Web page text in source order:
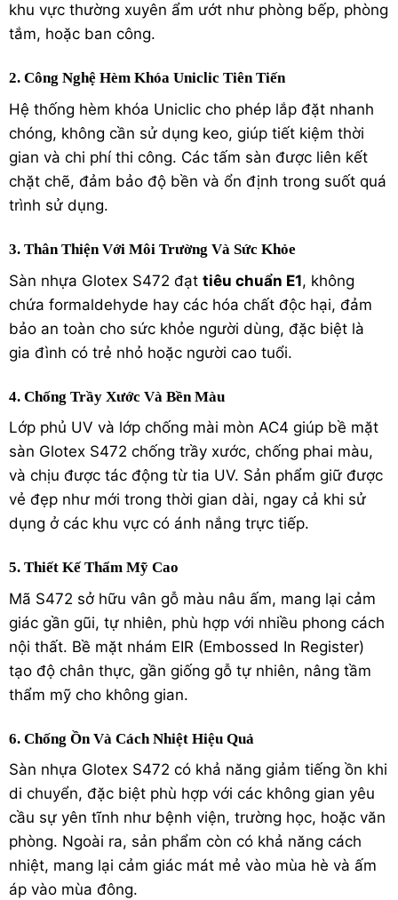
khu vực thường xuyên ẩm ướt như phòng bếp, phòng
tắm, hoặc ban công.
2. Công Nghệ Hèm Khóa Uniclic Tiên Tiến
Hệ thống hèm khóa Uniclic cho phép lắp đặt nhanh
chóng, không cần sử dụng keo, giúp tiết kiệm thời
gian và chi phí thi công. Các tấm sàn được liên kết
chặt chẽ, đảm bảo độ bền và ổn định trong suốt quá
trình sử dụng.
3. Thân Thiện Với Môi Trường Và Sức Khỏe
Sàn nhựa Glotex S472 đạt tiêu chuẩn E1, không
chứa formaldehyde hay các hóa chất độc hại, đảm
bảo an toàn cho sức khỏe người dùng, đặc biệt là
gia đình có trẻ nhỏ hoặc người cao tuổi.
4. Chống Trầy Xước Và Bền Màu
Lớp phủ UV và lớp chống mài mòn AC4 giúp bề mặt
sàn Glotex S472 chống trầy xước, chống phai màu,
và chịu được tác động từ tia UV. Sản phẩm giữ được
vẻ đẹp như mới trong thời gian dài, ngay cả khi sử
dụng ở các khu vực có ánh nắng trực tiếp.
5. Thiết Kế Thẩm Mỹ Cao
Mã S472 sở hữu vân gỗ màu nâu ấm, mang lại cảm
giác gần gũi, tự nhiên, phù hợp với nhiều phong cách
nội thất. Bề mặt nhám EIR (Embossed In Register)
tạo độ chân thực, gần giống gỗ tự nhiên, nâng tầm
thẩm mỹ cho không gian.
6. Chống Ồn Và Cách Nhiệt Hiệu Quả
Sàn nhựa Glotex S472 có khả năng giảm tiếng ồn khi
di chuyển, đặc biệt phù hợp với các không gian yêu
cầu sự yên tĩnh như bệnh viện, trường học, hoặc văn
phòng. Ngoài ra, sản phẩm còn có khả năng cách
nhiệt, mang lại cảm giác mát mẻ vào mùa hè và ấm
áp vào mùa đông.